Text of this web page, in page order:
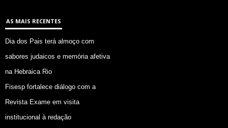
AS MAIS RECENTES
Dia dos Pais terá almoço com
sabores judaicos e memória afetiva
na Hebraica Rio
Fisesp fortalece diálogo com a
Revista Exame em visita
institucional à redação